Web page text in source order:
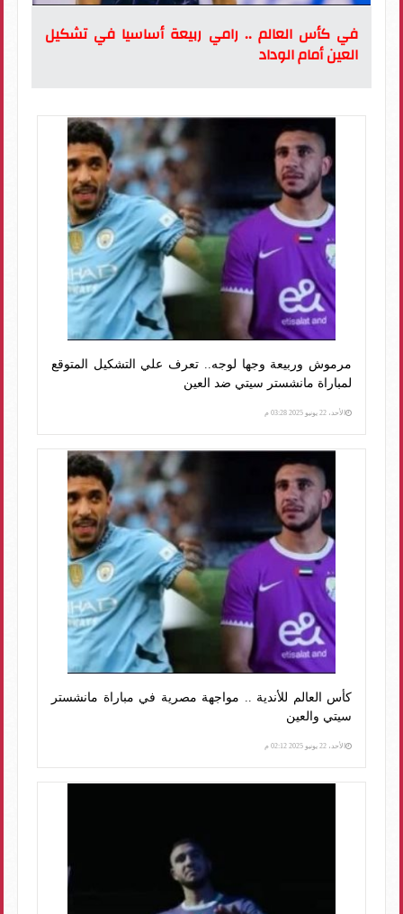
في كأس العالم .. رامي ربيعة أساسيا في تشكيل
العين أمام الوداد
مرموش وربيعة وجها لوجه.. تعرف علي التشكيل المتوقع
لمباراة مانشستر سيتي ضد العين
الأحد، 22 يونيو 2025 03:28 م
كأس العالم للأندية .. مواجهة مصرية في مباراة مانشستر
سيتي والعين
الأحد، 22 يونيو 2025 02:12 م